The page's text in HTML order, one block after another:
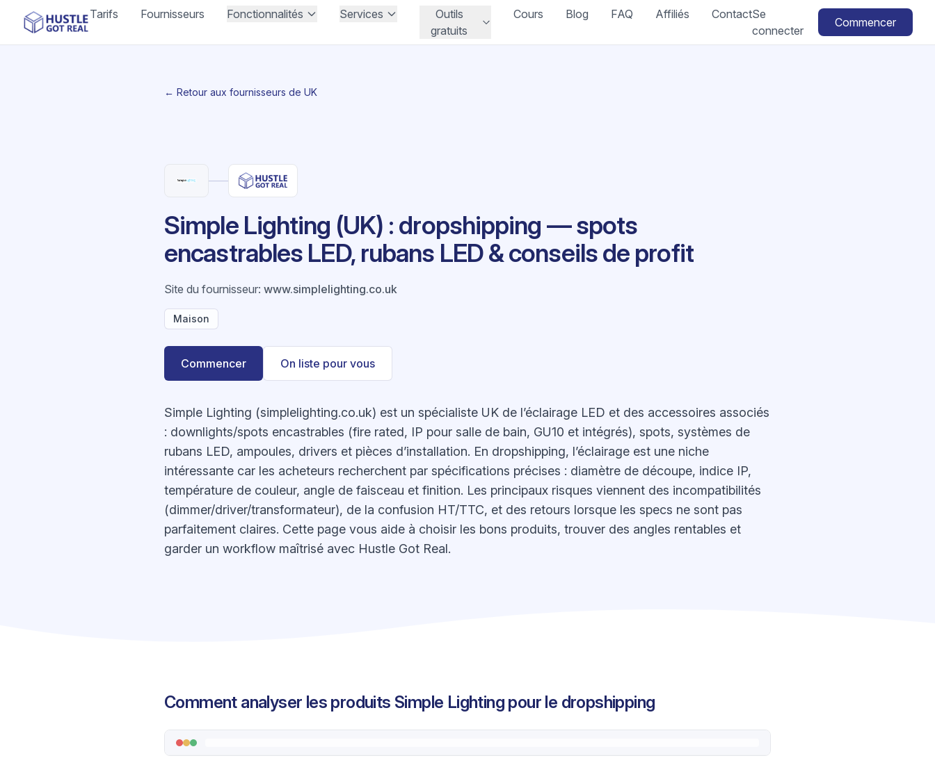
Tarifs Fournisseurs Fonctionnalités Services
Outils
gratuits
Cours Blog FAQ Affiliés ContactSe
connecter
Commencer
← Retour aux fournisseurs de UK
Simple Lighting (UK) : dropshipping — spots
encastrables LED, rubans LED & conseils de profit
Site du fournisseur: www.simplelighting.co.uk
Maison
Commencer On liste pour vous
Simple Lighting (simplelighting.co.uk) est un spécialiste UK de l’éclairage LED et des accessoires associés
: downlights/spots encastrables (fire rated, IP pour salle de bain, GU10 et intégrés), spots, systèmes de
rubans LED, ampoules, drivers et pièces d’installation. En dropshipping, l’éclairage est une niche
intéressante car les acheteurs recherchent par spécifications précises : diamètre de découpe, indice IP,
température de couleur, angle de faisceau et finition. Les principaux risques viennent des incompatibilités
(dimmer/driver/transformateur), de la confusion HT/TTC, et des retours lorsque les specs ne sont pas
parfaitement claires. Cette page vous aide à choisir les bons produits, trouver des angles rentables et
garder un workflow maîtrisé avec Hustle Got Real.
Comment analyser les produits Simple Lighting pour le dropshipping